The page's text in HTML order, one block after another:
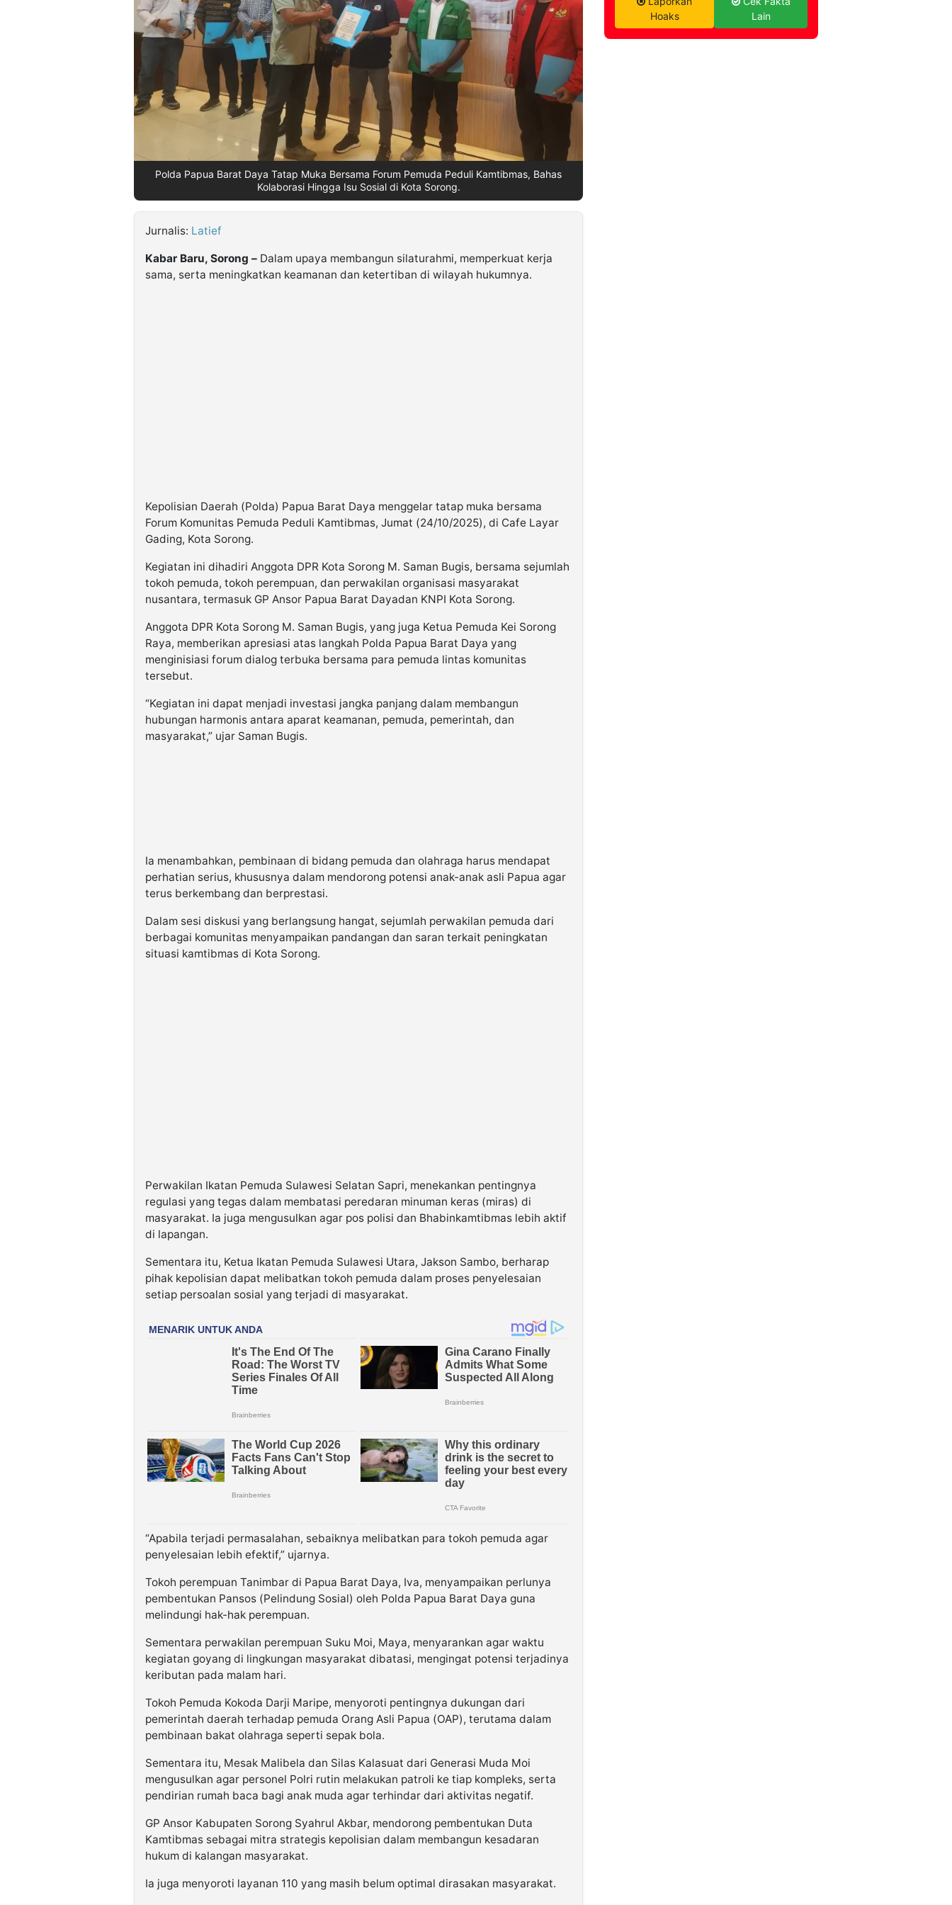
Polda Papua Barat Daya Tatap Muka Bersama Forum Pemuda Peduli Kamtibmas, Bahas
Kolaborasi Hingga Isu Sosial di Kota Sorong.
Jurnalis: Latief
Kabar Baru, Sorong – Dalam upaya membangun silaturahmi, memperkuat kerja
sama, serta meningkatkan keamanan dan ketertiban di wilayah hukumnya.
Kepolisian Daerah (Polda) Papua Barat Daya menggelar tatap muka bersama
Forum Komunitas Pemuda Peduli Kamtibmas, Jumat (24/10/2025), di Cafe Layar
Gading, Kota Sorong.
Kegiatan ini dihadiri Anggota DPR Kota Sorong M. Saman Bugis, bersama sejumlah
tokoh pemuda, tokoh perempuan, dan perwakilan organisasi masyarakat
nusantara, termasuk GP Ansor Papua Barat Dayadan KNPI Kota Sorong.
Anggota DPR Kota Sorong M. Saman Bugis, yang juga Ketua Pemuda Kei Sorong
Raya, memberikan apresiasi atas langkah Polda Papua Barat Daya yang
menginisiasi forum dialog terbuka bersama para pemuda lintas komunitas
tersebut.
“Kegiatan ini dapat menjadi investasi jangka panjang dalam membangun
hubungan harmonis antara aparat keamanan, pemuda, pemerintah, dan
masyarakat,” ujar Saman Bugis.
Ia menambahkan, pembinaan di bidang pemuda dan olahraga harus mendapat
perhatian serius, khususnya dalam mendorong potensi anak-anak asli Papua agar
terus berkembang dan berprestasi.
Dalam sesi diskusi yang berlangsung hangat, sejumlah perwakilan pemuda dari
berbagai komunitas menyampaikan pandangan dan saran terkait peningkatan
situasi kamtibmas di Kota Sorong.
Perwakilan Ikatan Pemuda Sulawesi Selatan Sapri, menekankan pentingnya
regulasi yang tegas dalam membatasi peredaran minuman keras (miras) di
masyarakat. Ia juga mengusulkan agar pos polisi dan Bhabinkamtibmas lebih aktif
di lapangan.
Sementara itu, Ketua Ikatan Pemuda Sulawesi Utara, Jakson Sambo, berharap
pihak kepolisian dapat melibatkan tokoh pemuda dalam proses penyelesaian
setiap persoalan sosial yang terjadi di masyarakat.
“Apabila terjadi permasalahan, sebaiknya melibatkan para tokoh pemuda agar
penyelesaian lebih efektif,” ujarnya.
Tokoh perempuan Tanimbar di Papua Barat Daya, Iva, menyampaikan perlunya
pembentukan Pansos (Pelindung Sosial) oleh Polda Papua Barat Daya guna
melindungi hak-hak perempuan.
Sementara perwakilan perempuan Suku Moi, Maya, menyarankan agar waktu
kegiatan goyang di lingkungan masyarakat dibatasi, mengingat potensi terjadinya
keributan pada malam hari.
Tokoh Pemuda Kokoda Darji Maripe, menyoroti pentingnya dukungan dari
pemerintah daerah terhadap pemuda Orang Asli Papua (OAP), terutama dalam
pembinaan bakat olahraga seperti sepak bola.
Sementara itu, Mesak Malibela dan Silas Kalasuat dari Generasi Muda Moi
mengusulkan agar personel Polri rutin melakukan patroli ke tiap kompleks, serta
pendirian rumah baca bagi anak muda agar terhindar dari aktivitas negatif.
GP Ansor Kabupaten Sorong Syahrul Akbar, mendorong pembentukan Duta
Kamtibmas sebagai mitra strategis kepolisian dalam membangun kesadaran
hukum di kalangan masyarakat.
Ia juga menyoroti layanan 110 yang masih belum optimal dirasakan masyarakat.
Hoaks
Lain